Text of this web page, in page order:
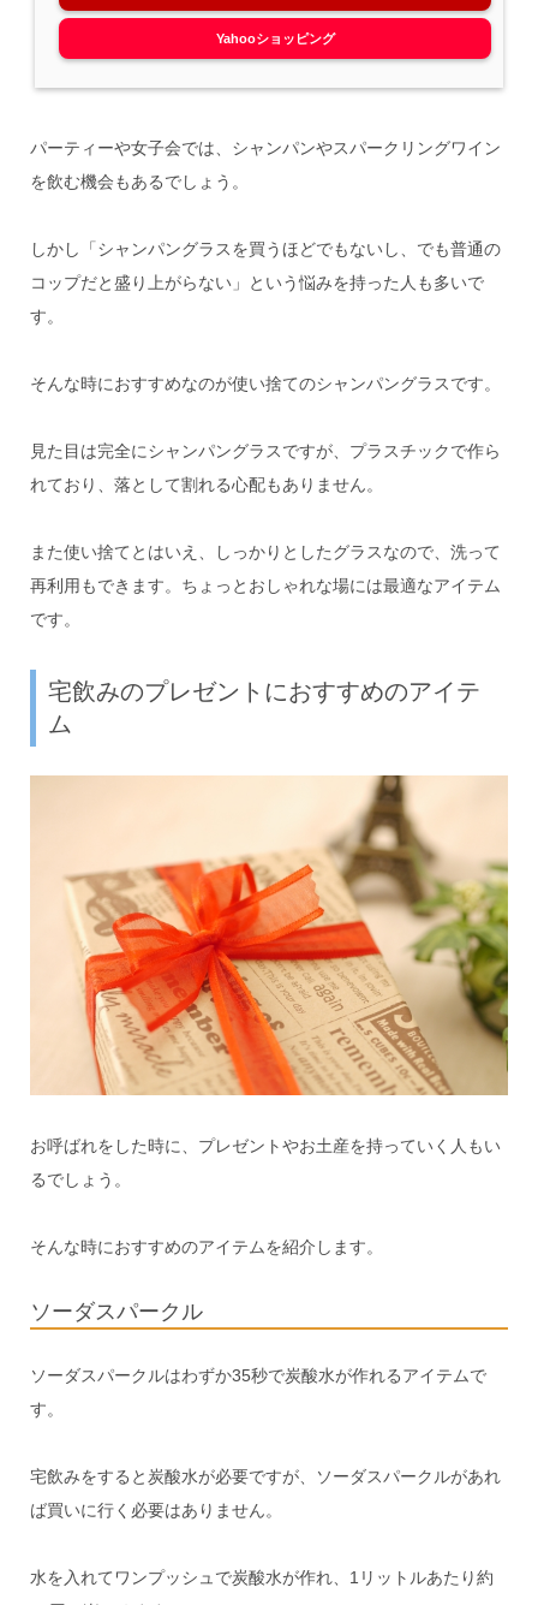
Yahooショッピング
パーティーや女子会では、シャンパンやスパークリングワイン
を飲む機会もあるでしょう。
しかし「シャンパングラスを買うほどでもないし、でも普通の
コップだと盛り上がらない」という悩みを持った人も多いで
す。
そんな時におすすめなのが使い捨てのシャンパングラスです。
見た目は完全にシャンパングラスですが、プラスチックで作ら
れており、落として割れる心配もありません。
また使い捨てとはいえ、しっかりとしたグラスなので、洗って
再利用もできます。ちょっとおしゃれな場には最適なアイテム
です。
宅飲みのプレゼントにおすすめのアイテ
ム
お呼ばれをした時に、プレゼントやお土産を持っていく人もい
るでしょう。
そんな時におすすめのアイテムを紹介します。
ソーダスパークル
ソーダスパークルはわずか35秒で炭酸水が作れるアイテムで
す。
宅飲みをすると炭酸水が必要ですが、ソーダスパークルがあれ
ば買いに行く必要はありません。
水を入れてワンプッシュで炭酸水が作れ、1リットルあたり約